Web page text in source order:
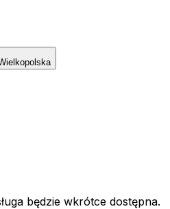
będzie wkrótce dostępna.